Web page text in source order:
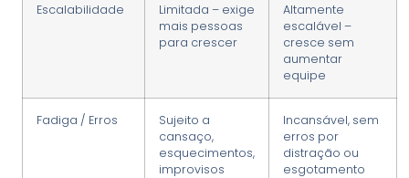
Escalabilidade
Limitada – exige
mais pessoas
para crescer
Altamente
escalável –
cresce sem
aumentar
equipe
Fadiga / Erros
Sujeito a
cansaço,
esquecimentos,
improvisos
Incansável, sem
erros por
distração ou
esgotamento